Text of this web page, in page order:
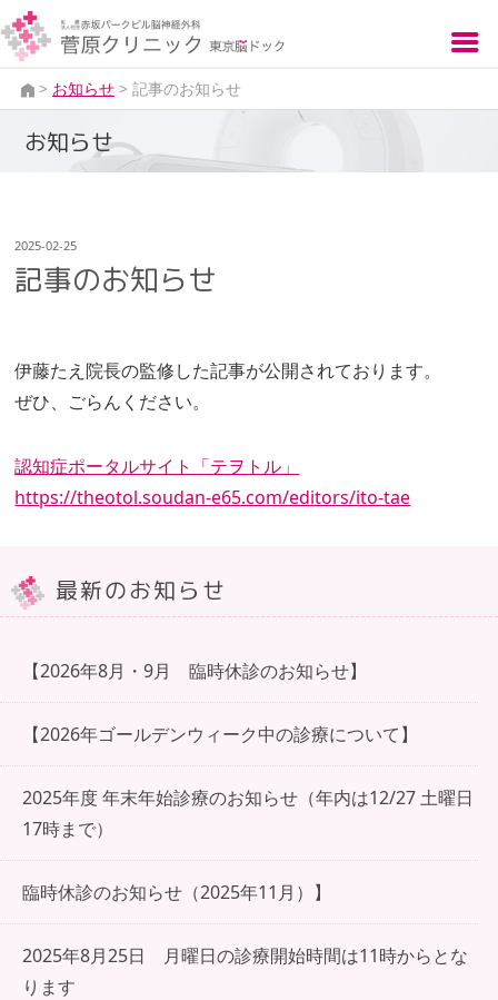
> お知らせ> 記事のお知らせ
お知らせ
2025-02-25
記事のお知らせ
伊藤たえ院長の監修した記事が公開されております。
ぜひ、ごらんください。
認知症ポータルサイト「テヲトル」
https://theotol.soudan-e65.com/editors/ito-tae
最新のお知らせ
【2026年8月・9月 臨時休診のお知らせ】
【2026年ゴールデンウィーク中の診療について】
2025年度 年末年始診療のお知らせ（年内は12/27 土曜日
17時まで）
臨時休診のお知らせ（2025年11月）】
2025年8月25日 月曜日の診療開始時間は11時からとな
ります